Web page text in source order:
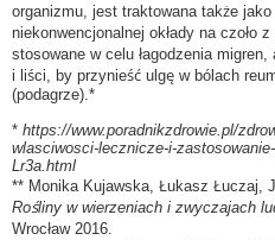
organizmu, jest traktowana także
niekonwencjonalnej okłady na czoło
stosowane w celu łagodzenia
i liści, by przynieść ulgę w bólach
(podagrze).*
* https://www.poradnikzdrowie.pl/
wlasciwosci-lecznicze-i-
Lr3a.html
** Monika Kujawska, Łukasz Łuczaj,
Rośliny w wierzeniach i zwyczajach
Wrocław 2016.